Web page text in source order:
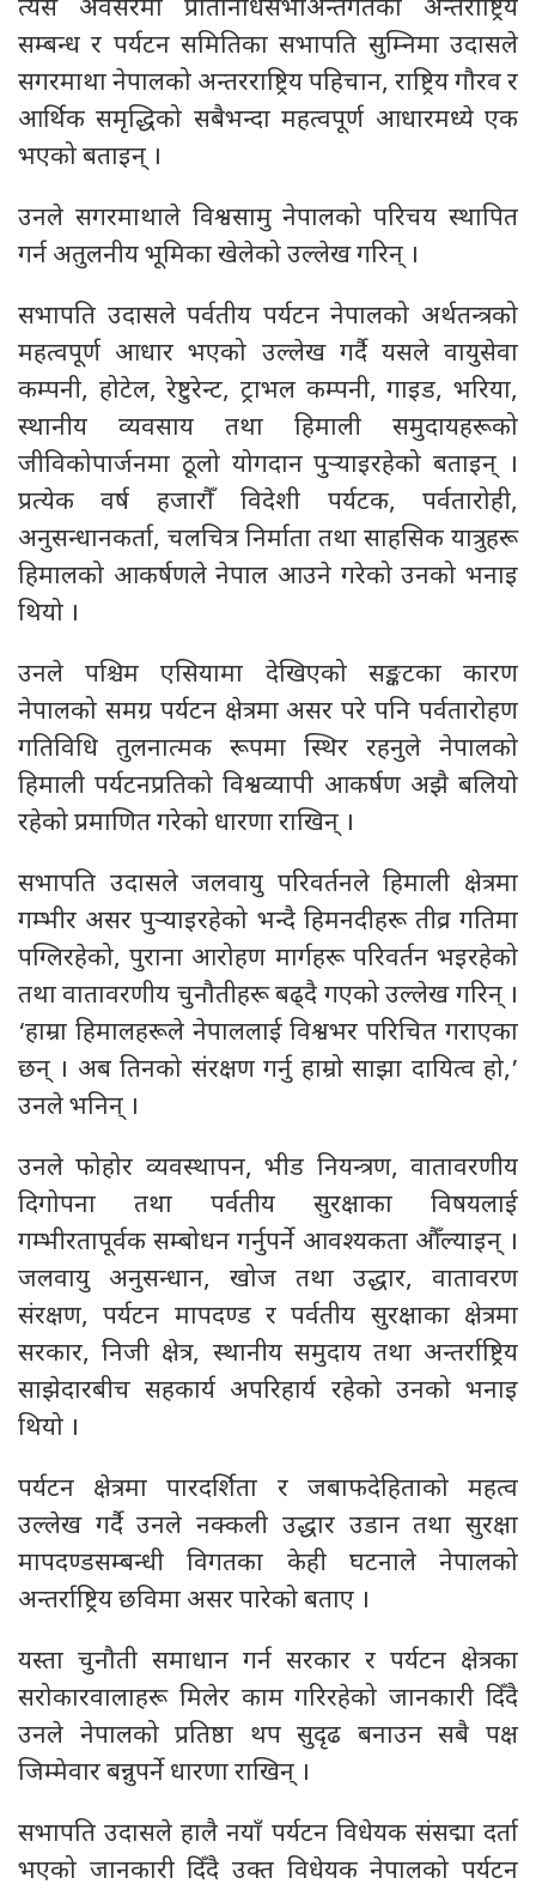
त्यस अवसरमा प्रतिनिधिसभाअन्तर्गतको अन्तर्राष्ट्रिय
सम्बन्ध र पर्यटन समितिका सभापति सुम्निमा उदासले
सगरमाथा नेपालको अन्तरराष्ट्रिय पहिचान, राष्ट्रिय गौरव र
आर्थिक समृद्धिको सबैभन्दा महत्वपूर्ण आधारमध्ये एक
भएको बताइन् ।
उनले सगरमाथाले विश्वसामु नेपालको परिचय स्थापित
गर्न अतुलनीय भूमिका खेलेको उल्लेख गरिन् ।
सभापति उदासले पर्वतीय पर्यटन नेपालको अर्थतन्त्रको
महत्वपूर्ण आधार भएको उल्लेख गर्दै यसले वायुसेवा
कम्पनी, होटेल, रेष्टुरेन्ट, ट्राभल कम्पनी, गाइड, भरिया,
स्थानीय व्यवसाय तथा हिमाली समुदायहरूको
जीविकोपार्जनमा ठूलो योगदान पुर्‍याइरहेको बताइन् ।
प्रत्येक वर्ष हजारौँ विदेशी पर्यटक, पर्वतारोही,
अनुसन्धानकर्ता, चलचित्र निर्माता तथा साहसिक यात्रुहरू
हिमालको आकर्षणले नेपाल आउने गरेको उनको भनाइ
थियो ।
उनले पश्चिम एसियामा देखिएको सङ्कटका कारण
नेपालको समग्र पर्यटन क्षेत्रमा असर परे पनि पर्वतारोहण
गतिविधि तुलनात्मक रूपमा स्थिर रहनुले नेपालको
हिमाली पर्यटनप्रतिको विश्वव्यापी आकर्षण अझै बलियो
रहेको प्रमाणित गरेको धारणा राखिन् ।
सभापति उदासले जलवायु परिवर्तनले हिमाली क्षेत्रमा
गम्भीर असर पुर्‍याइरहेको भन्दै हिमनदीहरू तीव्र गतिमा
पग्लिरहेको, पुराना आरोहण मार्गहरू परिवर्तन भइरहेको
तथा वातावरणीय चुनौतीहरू बढ्दै गएको उल्लेख गरिन् ।
‘हाम्रा हिमालहरूले नेपाललाई विश्वभर परिचित गराएका
छन् । अब तिनको संरक्षण गर्नु हाम्रो साझा दायित्व हो,’
उनले भनिन् ।
उनले फोहोर व्यवस्थापन, भीड नियन्त्रण, वातावरणीय
दिगोपना तथा पर्वतीय सुरक्षाका विषयलाई
गम्भीरतापूर्वक सम्बोधन गर्नुपर्ने आवश्यकता औँल्याइन् ।
जलवायु अनुसन्धान, खोज तथा उद्धार, वातावरण
संरक्षण, पर्यटन मापदण्ड र पर्वतीय सुरक्षाका क्षेत्रमा
सरकार, निजी क्षेत्र, स्थानीय समुदाय तथा अन्तर्राष्ट्रिय
साझेदारबीच सहकार्य अपरिहार्य रहेको उनको भनाइ
थियो ।
पर्यटन क्षेत्रमा पारदर्शिता र जबाफदेहिताको महत्व
उल्लेख गर्दै उनले नक्कली उद्धार उडान तथा सुरक्षा
मापदण्डसम्बन्धी विगतका केही घटनाले नेपालको
अन्तर्राष्ट्रिय छविमा असर पारेको बताए ।
यस्ता चुनौती समाधान गर्न सरकार र पर्यटन क्षेत्रका
सरोकारवालाहरू मिलेर काम गरिरहेको जानकारी दिँदै
उनले नेपालको प्रतिष्ठा थप सुदृढ बनाउन सबै पक्ष
जिम्मेवार बन्नुपर्ने धारणा राखिन् ।
सभापति उदासले हालै नयाँ पर्यटन विधेयक संसद्मा दर्ता
भएको जानकारी दिँदै उक्त विधेयक नेपालको पर्यटन